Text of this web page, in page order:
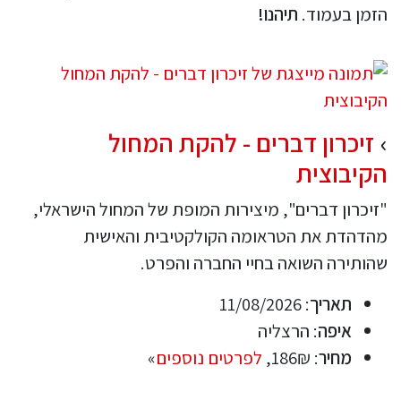
הזמן בעמוד. תיהנו!
זיכרון דברים - להקת המחול
הקיבוצית
"זיכרון דברים", מיצירות המופת של המחול הישראלי,
מהדהדת את הטראומה הקולקטיבית והאישית
שהותירה השואה בחיי החברה והפרט.
תאריך: 11/08/2026
איפה: הרצליה
מחיר: 186₪, לפרטים נוספים»